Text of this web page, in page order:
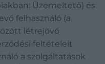
Üzemeltető) és
felhasználó (a
létrejövő
feltételeit
a szolgáltatások